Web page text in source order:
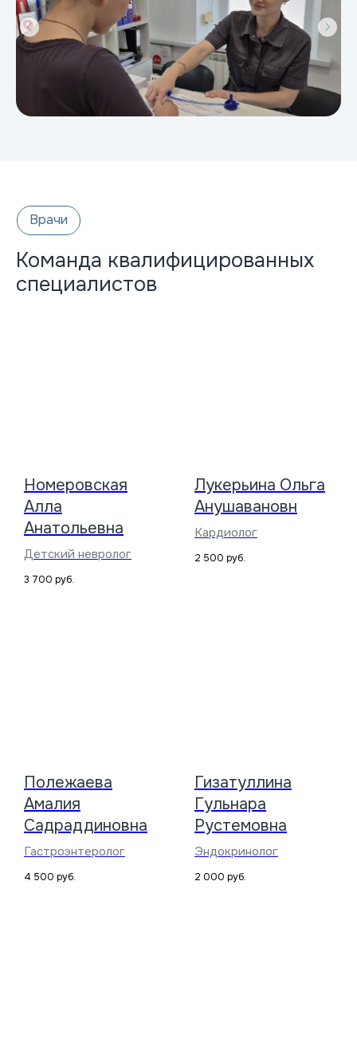
Команда квалифицированных
специалистов
Номеровская
Алла
Анатольевна
Детский невролог
3 700 руб.
Лукерьина Ольга
Анушавановн
Кардиолог
2 500 руб.
Полежаева
Амалия
Садраддиновна
Гастроэнтеролог
4 500 руб.
Гизатуллина
Гульнара
Рустемовна
Эндокринолог
2 000 руб.
Телефон:
+7 (978) 692-85-61 ул. Толстого 12
+7 (978) 692-85-41 ул. Ленина 4;
+7 (978) 576 38-88 ул. Киевская 67
medexpert82@mail.ru
ИНН 9103083936
КПП 910201001